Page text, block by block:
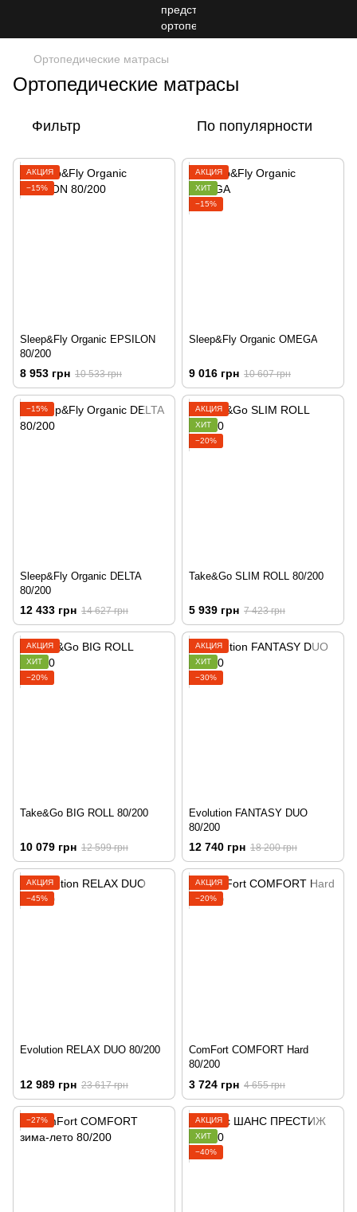
Ортопедические матрасы
Ортопедические матрасы
Фильтр По популярности
АКЦИЯ
−15%
Sleep&Fly Organic EPSILON
80/200
8 953 грн 10 533 грн
АКЦИЯ
ХИТ
−15%
Sleep&Fly Organic OMEGA
9 016 грн 10 607 грн
−15%
Sleep&Fly Organic DELTA
80/200
12 433 грн 14 627 грн
АКЦИЯ
ХИТ
−20%
Take&Go SLIM ROLL 80/200
5 939 грн 7 423 грн
АКЦИЯ
ХИТ
−20%
Take&Go BIG ROLL 80/200
10 079 грн 12 599 грн
АКЦИЯ
ХИТ
−30%
Evolution FANTASY DUO
80/200
12 740 грн 18 200 грн
АКЦИЯ
−45%
Evolution RELAX DUO 80/200
12 989 грн 23 617 грн
АКЦИЯ
−20%
ComFort COMFORT Hard
80/200
3 724 грн 4 655 грн
−27%
АКЦИЯ
ХИТ
−40%